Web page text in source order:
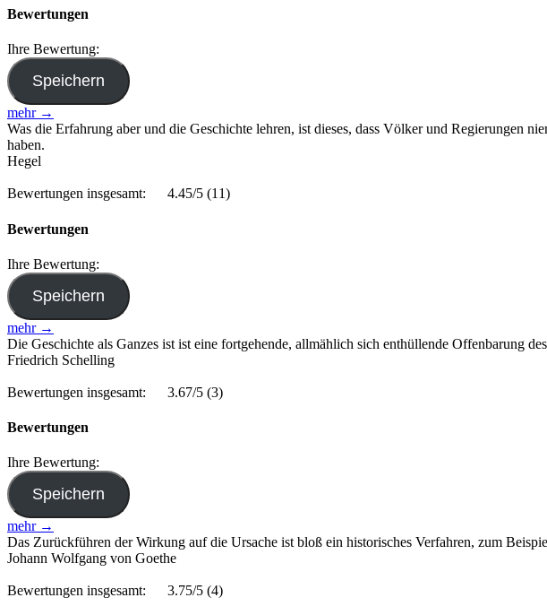
Bewertungen
Ihre Bewertung:
mehr →
Was die Erfahrung aber und die Geschichte lehren, ist dieses, dass Völker und Regierungen
haben.
Hegel
Bewertungen insgesamt: 4.45/5 (11)
Bewertungen
Ihre Bewertung:
mehr →
Die Geschichte als Ganzes ist ist eine fortgehende, allmählich sich enthüllende Offenbarung
Friedrich Schelling
Bewertungen insgesamt: 3.67/5 (3)
Bewertungen
Ihre Bewertung:
mehr →
Das Zurückführen der Wirkung auf die Ursache ist bloß ein historisches Verfahren, zum
Johann Wolfgang von Goethe
Bewertungen insgesamt: 3.75/5 (4)